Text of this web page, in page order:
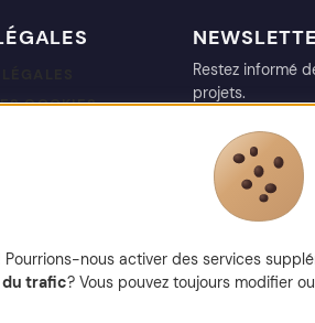
COOKIES
Restez informé
projets.
Pourrions-nous activer des services
du trafic? Vous pouvez toujours modifier